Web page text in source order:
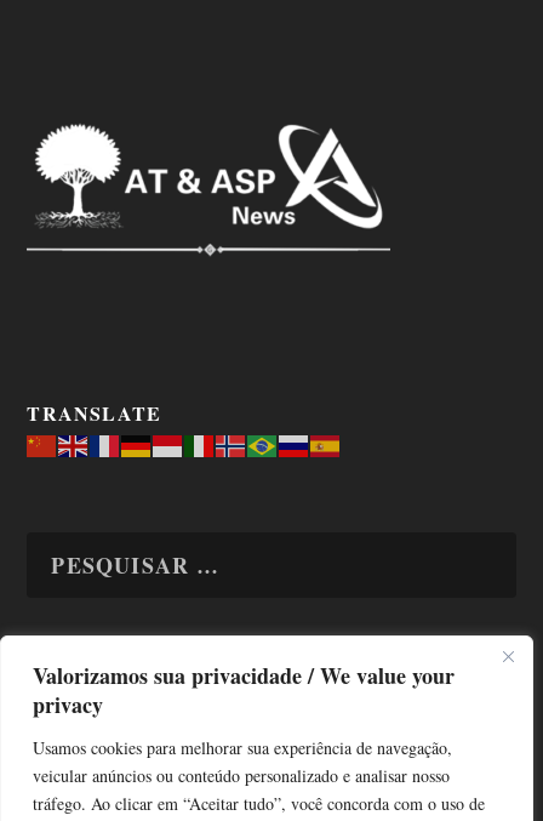
Valorizamos sua privacidade / We value your
privacy
Usamos cookies para melhorar sua experiência de navegação,
veicular anúncios ou conteúdo personalizado e analisar nosso
tráfego. Ao clicar em “Aceitar tudo”, você concorda com o uso de
TRANSLATE
TODAS OS ASSUNTOS